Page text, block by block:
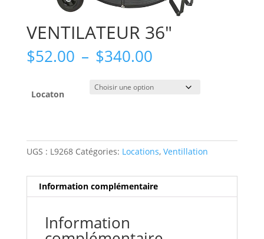
VENTILATEUR 36″
$52.00 – $340.00Plage
prix :
$52.00
Locaton
UGS : L9268 Catégories: Locations, Ventillation
Information complémentaire
Information